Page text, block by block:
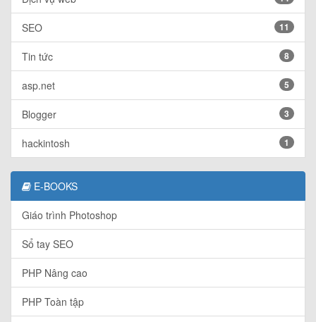
SEO 11
Tin tức 8
asp.net 5
Blogger 3
hackintosh 1
E-BOOKS
Giáo trình Photoshop
Sổ tay SEO
PHP Nâng cao
PHP Toàn tập